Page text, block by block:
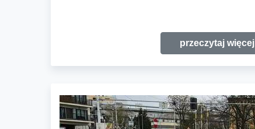
przeczytaj więcej